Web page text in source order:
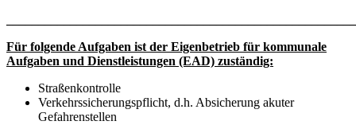
Für folgende Aufgaben ist der Eigenbetrieb für kommunale
Aufgaben und Dienstleistungen (EAD) zuständig:
Straßenkontrolle
Verkehrssicherungspflicht, d.h. Absicherung akuter
Gefahrenstellen